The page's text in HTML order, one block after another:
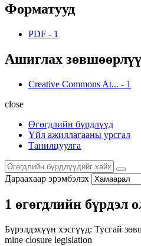
Форматууд
PDF - 1
Ашиглах
Creative Commons At... - 1
close
Өгөгдлийн бүрдлүүд
Үйл ажиллагааны урсгал
Танилцуулга
Дараахаар эрэмбэлэх
1 өгөгдлийн бүрдэл
Бүрэлдэхүүн хэсгүүд: Тусгай
mine closure legislation